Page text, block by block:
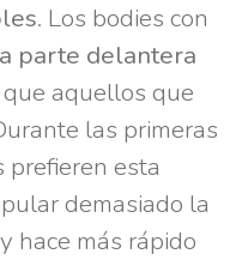
. Los bodies con
parte delantera
aquellos que
las primeras
prefieren esta
demasiado la
hace más rápido